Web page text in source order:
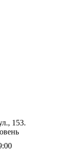
153.